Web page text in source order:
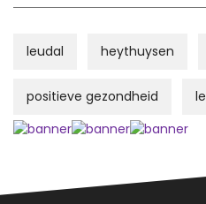
leudal heythuysen
positieve gezondheid